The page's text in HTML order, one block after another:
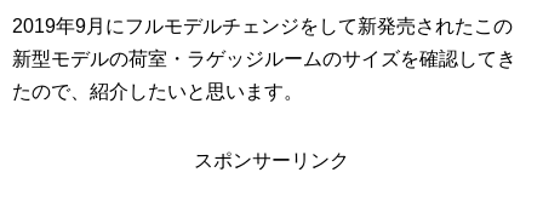
2019年9月にフルモデルチェンジをして新発売されたこの
新型モデルの荷室・ラゲッジルームのサイズを確認してき
たので、紹介したいと思います。
スポンサーリンク